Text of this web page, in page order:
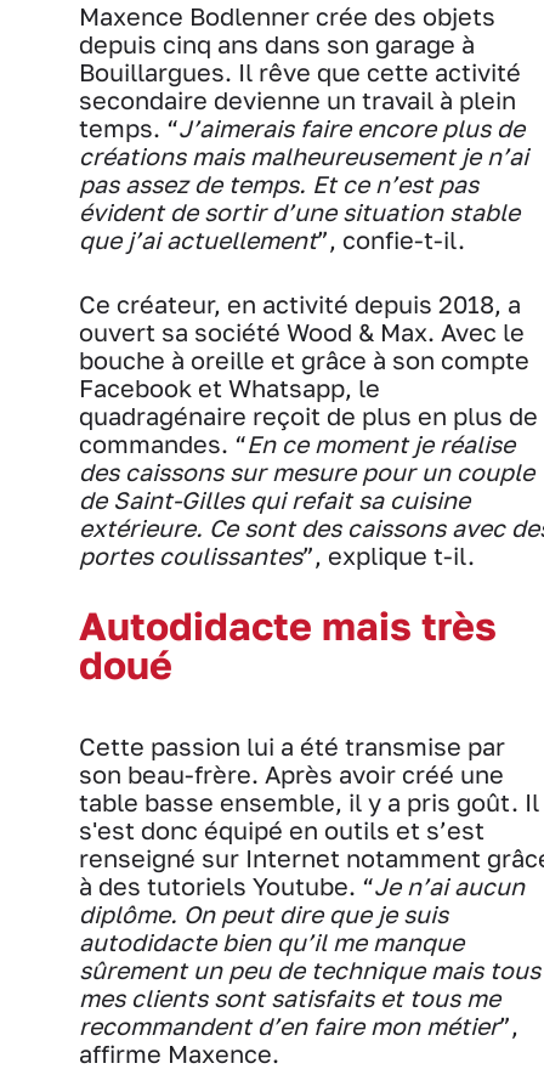
Maxence Bodlenner crée des objets
depuis cinq ans dans son garage à
Bouillargues. Il rêve que cette activité
secondaire devienne un travail à plein
temps. “J’aimerais faire encore plus de
créations mais malheureusement je n’ai
pas assez de temps. Et ce n’est pas
évident de sortir d’une situation stable
que j’ai actuellement”, confie-t-il.
Ce créateur, en activité depuis 2018, a
ouvert sa société Wood & Max. Avec le
bouche à oreille et grâce à son compte
Facebook et Whatsapp, le
quadragénaire reçoit de plus en plus de
commandes. “En ce moment je réalise
des caissons sur mesure pour un couple
de Saint-Gilles qui refait sa cuisine
extérieure. Ce sont des caissons avec
portes coulissantes”, explique t-il.
Autodidacte mais très
doué
Cette passion lui a été transmise par
son beau-frère. Après avoir créé une
table basse ensemble, il y a pris goût. Il
s'est donc équipé en outils et s’est
renseigné sur Internet notamment
à des tutoriels Youtube. “Je n’ai aucun
diplôme. On peut dire que je suis
autodidacte bien qu’il me manque
sûrement un peu de technique mais tous
mes clients sont satisfaits et tous me
recommandent d’en faire mon métier”,
affirme Maxence.